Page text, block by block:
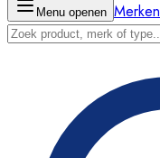
Menu openen Merken